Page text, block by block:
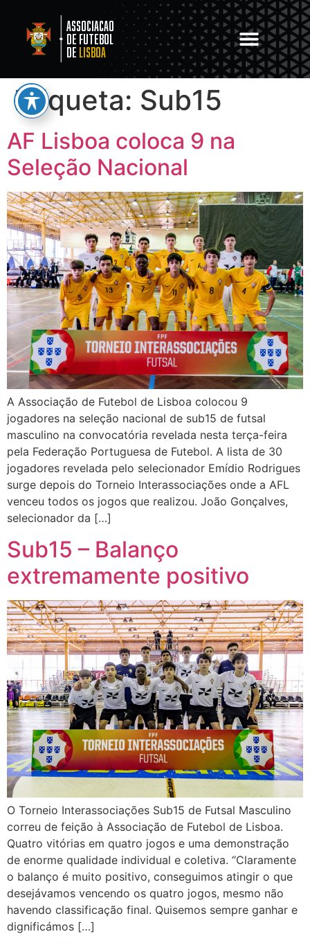
Associacao
de Futebol
de Lisboa
Etiqueta: Sub15
AF Lisboa coloca 9 na
Seleção Nacional
A Associação de Futebol de Lisboa colocou 9
jogadores na seleção nacional de sub15 de futsal
masculino na convocatória revelada nesta terça-feira
pela Federação Portuguesa de Futebol. A lista de 30
jogadores revelada pelo selecionador Emídio Rodrigues
surge depois do Torneio Interassociações onde a AFL
venceu todos os jogos que realizou. João Gonçalves,
selecionador da […]
Sub15 – Balanço
extremamente positivo
O Torneio Interassociações Sub15 de Futsal Masculino
correu de feição à Associação de Futebol de Lisboa.
Quatro vitórias em quatro jogos e uma demonstração
de enorme qualidade individual e coletiva. “Claramente
o balanço é muito positivo, conseguimos atingir o que
desejávamos vencendo os quatro jogos, mesmo não
havendo classificação final. Quisemos sempre ganhar e
dignificámos […]